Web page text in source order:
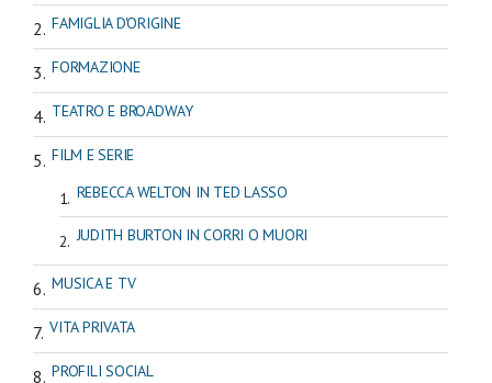
FAMIGLIA D'ORIGINE
FORMAZIONE
TEATRO E BROADWAY
FILM E SERIE
REBECCA WELTON IN TED LASSO
JUDITH BURTON IN CORRI O MUORI
MUSICA E TV
VITA PRIVATA
PROFILI SOCIAL